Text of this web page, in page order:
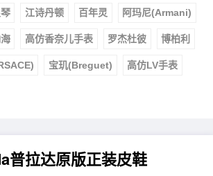
江诗丹顿 百年灵 阿玛尼(Armani)
高仿香奈儿手表 罗杰杜彼 博柏利
宝玑(Breguet) 高仿LV手表
普拉达原版正装皮鞋